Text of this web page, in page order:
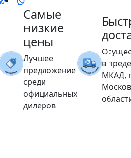
Самые
низкие
цены
Лучшее
предложение
среди
официальных
дилеров
в
МКАД,